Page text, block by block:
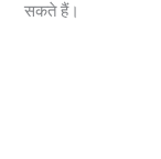
सकते हैं।